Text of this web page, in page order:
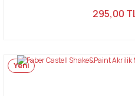
295,00
Yeni